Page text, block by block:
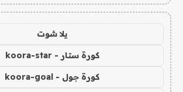
يلا شوت
كورة ستار - koora-star
كورة جول - koora-goal